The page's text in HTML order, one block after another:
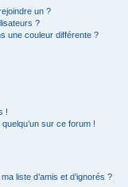
un ?
?
une couleur différente ?
!
sur ce forum !
liste d’amis et d’ignorés ?